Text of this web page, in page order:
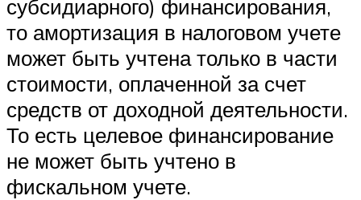
субсидиарного) финансирования,
то амортизация в налоговом учете
может быть учтена только в части
стоимости, оплаченной за счет
средств от доходной деятельности.
То есть целевое финансирование
не может быть учтено в
фискальном учете.